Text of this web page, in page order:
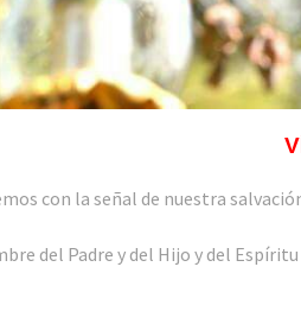
con la señal de nuestra
del Padre y del Hijo y del